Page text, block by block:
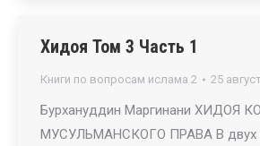
Хидоя Том 3 Часть 1
Книги по вопросам ислама 2 25
Бурхануддин Маргинани ХИДОЯ
МУСУЛЬМАНСКОГО ПРАВА В двух